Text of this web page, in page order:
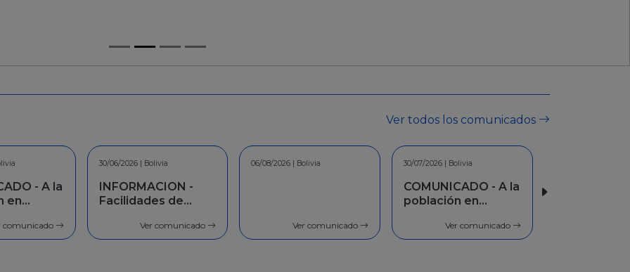
Ver todos los comunicados
30/06/2026 | Bolivia
INFORMACION -
Facilidades de
Ver comunicado
06/08/2026 | Bolivia
Ver comunicado
30/07/2026 | Bolivia
COMUNICADO - A la
Ver comunicado
30/06/2026 | Bolivia
INFORMACION -
Facilidades de
Ver comunicado
06/08/2026 | Bolivia
Ver comunicado
30/07/2026 | Bolivia
COMUNICADO - A la
Ver comunicado
30/06/2026 | Bolivia
INFORMACION -
Facilidades de
Ver comunicado